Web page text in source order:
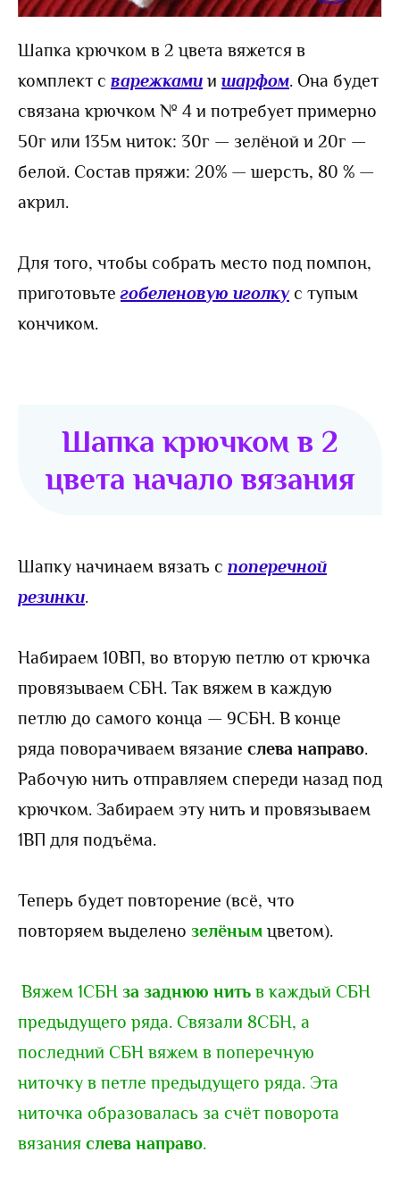
Шапка крючком в 2 цвета вяжется в
комплект с варежками и шарфом. Она будет
связана крючком № 4 и потребует примерно
50г или 135м ниток: 30г — зелёной и 20г —
белой. Состав пряжи: 20% — шерсть, 80 % —
акрил.
Для того, чтобы собрать место под помпон,
приготовьтегобеленовую иголкус тупым
кончиком.
Шапка крючком в 2
цвета начало вязания
Шапку начинаем вязать с поперечной
резинки.
Набираем 10ВП, во вторую петлю от крючка
провязываем СБН. Так вяжем в каждую
петлю до самого конца — 9СБН. В конце
ряда поворачиваем вязание слева направо.
Рабочую нить отправляем спереди назад под
крючком. Забираем эту нить и провязываем
1ВП для подъёма.
Теперь будет повторение (всё, что
повторяем выделено зелёным цветом).
Вяжем 1СБН за заднюю нить в каждый СБН
предыдущего ряда. Связали 8СБН, а
последний СБН вяжем в поперечную
ниточку в петле предыдущего ряда. Эта
ниточка образовалась за счёт поворота
вязания слева направо.